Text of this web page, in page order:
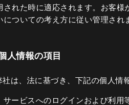
された時に適応されます。お客様
についての考え方に従い管理され
人情報の項目
社は、法に基づき、下記の個人情
サービスへのログインおよび利用